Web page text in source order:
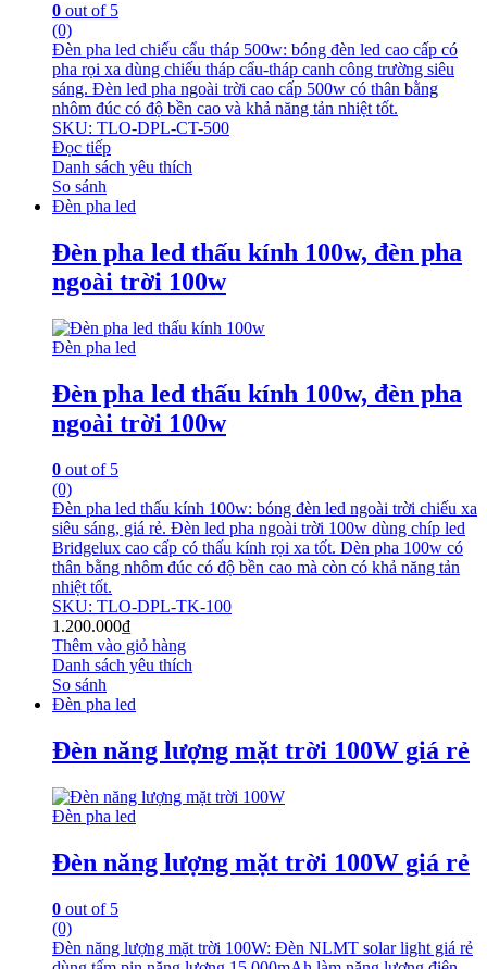
0 out of 5
(0)
Đèn pha led chiếu cẩu tháp 500w: bóng đèn led cao cấp có
pha rọi xa dùng chiếu tháp cẩu-tháp canh công trường siêu
sáng. Đèn led pha ngoài trời cao cấp 500w có thân bằng
nhôm đúc có độ bền cao và khả năng tản nhiệt tốt.
SKU: TLO-DPL-CT-500
Đọc tiếp
Danh sách yêu thích
So sánh
Đèn pha led
Đèn pha led thấu kính 100w, đèn pha
ngoài trời 100w
Đèn pha led
Đèn pha led thấu kính 100w, đèn pha
ngoài trời 100w
0 out of 5
(0)
Đèn pha led thấu kính 100w: bóng đèn led ngoài trời chiếu xa
siêu sáng, giá rẻ. Đèn led pha ngoài trời 100w dùng chíp led
Bridgelux cao cấp có thấu kính rọi xa tốt. Dèn pha 100w có
thân bằng nhôm đúc có độ bền cao mà còn có khả năng tản
nhiệt tốt.
SKU: TLO-DPL-TK-100
1.200.000₫
Thêm vào giỏ hàng
Danh sách yêu thích
So sánh
Đèn pha led
Đèn năng lượng mặt trời 100W giá rẻ
Đèn pha led
Đèn năng lượng mặt trời 100W giá rẻ
0 out of 5
(0)
Đèn năng lượng mặt trời 100W: Đèn NLMT solar light giá rẻ